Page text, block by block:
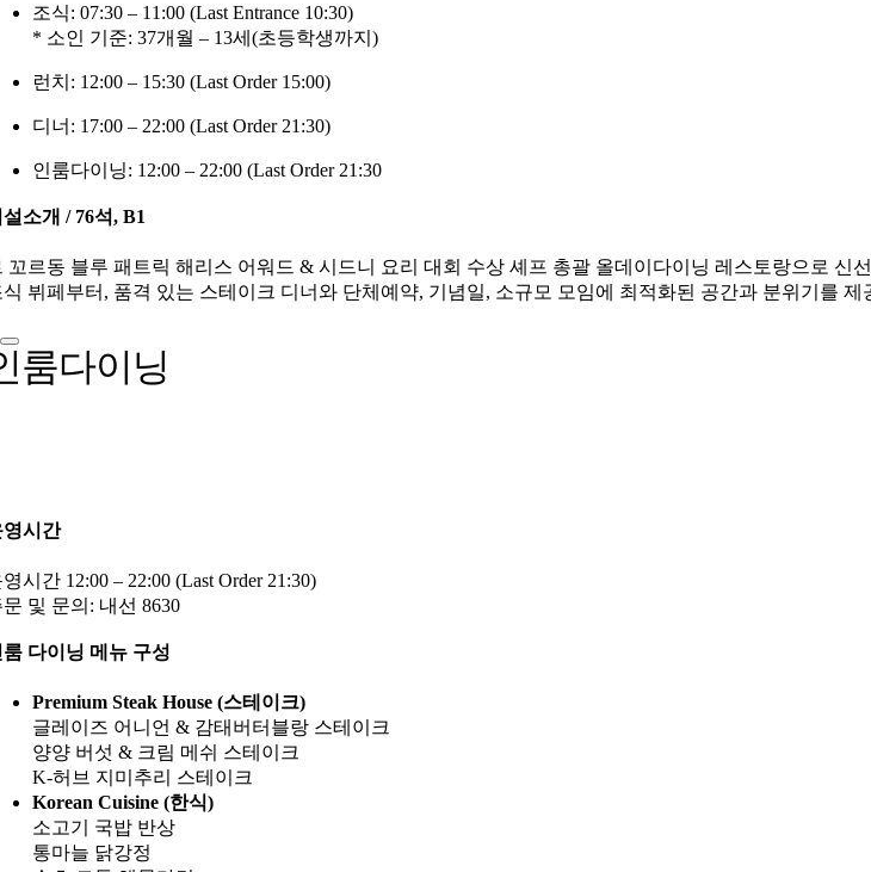
조식: 07:30 – 11:00 (Last Entrance 10:30)
* 소인 기준: 37개월 – 13세(초등학생까지)
런치: 12:00 – 15:30 (Last Order 15:00)
디너: 17:00 – 22:00 (Last Order 21:30)
인룸다이닝: 12:00 – 22:00 (Last Order 21:30
소개 / 76석, B1
꼬르동 블루 패트릭 해리스 어워드 & 시드니 요리 대회 수상 셰프 총괄 올데이다이닝 레스토랑으로 신
뷔페부터, 품격 있는 스테이크 디너와 단체예약, 기념일, 소규모 모임에 최적화된 공간과 분위기를 제
룸다이닝
시간
시간 12:00 – 22:00 (Last Order 21:30)
및 문의: 내선 8630
다이닝 메뉴 구성
Premium Steak House (스테이크)
글레이즈 어니언 & 감태버터블랑 스테이크
양양 버섯 & 크림 메쉬 스테이크
K-허브 지미추리 스테이크
Korean Cuisine (한식)
소고기 국밥 반상
통마늘 닭강정